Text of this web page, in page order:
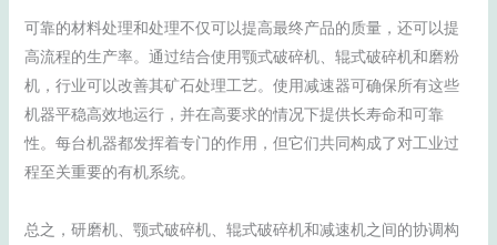
可靠的材料处理和处理不仅可以提高最终产品的质量，还可以提
高流程的生产率。通过结合使用颚式破碎机、辊式破碎机和磨粉
机，行业可以改善其矿石处理工艺。使用减速器可确保所有这些
机器平稳高效地运行，并在高要求的情况下提供长寿命和可靠
性。每台机器都发挥着专门的作用，但它们共同构成了对工业过
程至关重要的有机系统。
总之，研磨机、颚式破碎机、辊式破碎机和减速机之间的协调构